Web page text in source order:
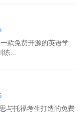
款免费开源的英语学
...
与托福考生打造的免费